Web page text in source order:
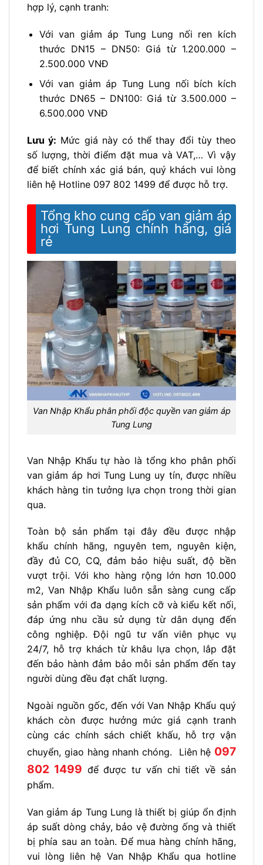
hợp lý, cạnh tranh:
Với van giảm áp Tung Lung nối ren kích
thước DN15 – DN50: Giá từ 1.200.000 –
2.500.000 VNĐ
Với van giảm áp Tung Lung nối bích kích
thước DN65 – DN100: Giá từ 3.500.000 –
6.500.000 VNĐ
Lưu ý: Mức giá này có thể thay đổi tùy theo
số lượng, thời điểm đặt mua và VAT,… Vì vậy
để biết chính xác giá bán, quý khách vui lòng
liên hệ Hotline 097 802 1499 để được hỗ trợ.
Tổng kho cung cấp van giảm áp
hơi Tung Lung chính hãng, giá
rẻ
Van Nhập Khẩu phân phối độc quyền van giảm áp
Tung Lung
Van Nhập Khẩu tự hào là tổng kho phân phối
van giảm áp hơi Tung Lung uy tín, được nhiều
khách hàng tin tưởng lựa chọn trong thời gian
qua.
Toàn bộ sản phẩm tại đây đều được nhập
khẩu chính hãng, nguyên tem, nguyên kiện,
đầy đủ CO, CQ, đảm bảo hiệu suất, độ bền
vượt trội. Với kho hàng rộng lớn hơn 10.000
m2, Van Nhập Khẩu luôn sẵn sàng cung cấp
sản phẩm với đa dạng kích cỡ và kiểu kết nối,
đáp ứng nhu cầu sử dụng từ dân dụng đến
công nghiệp. Đội ngũ tư vấn viên phục vụ
24/7, hỗ trợ khách từ khâu lựa chọn, lắp đặt
đến bảo hành đảm bảo mỗi sản phẩm đến tay
người dùng đều đạt chất lượng.
Ngoài nguồn gốc, đến với Van Nhập Khẩu quý
khách còn được hưởng mức giá cạnh tranh
cùng các chính sách chiết khấu, hỗ trợ vận
chuyển, giao hàng nhanh chóng. Liên hệ 097
802 1499 để được tư vấn chi tiết về sản
phẩm.
Van giảm áp Tung Lung là thiết bị giúp ổn định
áp suất dòng chảy, bảo vệ đường ống và thiết
bị phía sau an toàn. Để mua hàng chính hãng,
vui lòng liên hệ Van Nhập Khẩu qua hotline